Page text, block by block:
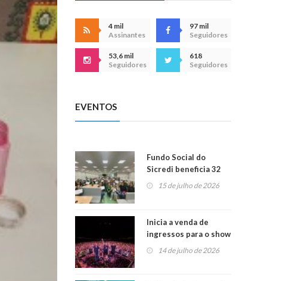
4 mil
Assinantes
97 mil
Seguidores
53,6 mil
Seguidores
618
Seguidores
EVENTOS
Fundo Social do
Sicredi beneficia 32
projetos em
15 de julho de 2026
Inicia a venda de
ingressos para o show
do Jota Quest nos 45
anos da Sicredi Ouro
14 de julho de 2026